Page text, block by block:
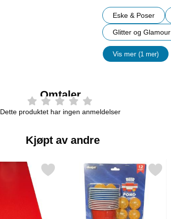
Eske & Poser
Glitter og
Vis mer (1 mer)
egenskaper
Omtaler
Dette produktet har ingen anmeldelser
Kjøpt av andre
Merk rød Løper som favoritt Merk beer Pong